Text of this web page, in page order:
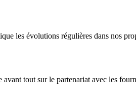
les évolutions régulières dans nos
tout sur le partenariat avec les